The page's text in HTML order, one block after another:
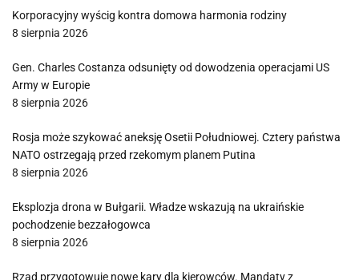
Korporacyjny wyścig kontra domowa harmonia rodziny
8 sierpnia 2026
Gen. Charles Costanza odsunięty od dowodzenia operacjami US
Army w Europie
8 sierpnia 2026
Rosja może szykować aneksję Osetii Południowej. Cztery państwa
NATO ostrzegają przed rzekomym planem Putina
8 sierpnia 2026
Eksplozja drona w Bułgarii. Władze wskazują na ukraińskie
pochodzenie bezzałogowca
8 sierpnia 2026
Rząd przygotowuje nowe kary dla kierowców. Mandaty z